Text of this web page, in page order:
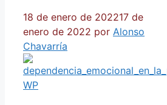
18 de enero de 202217 de
enero de 2022 por Alonso
Chavarría